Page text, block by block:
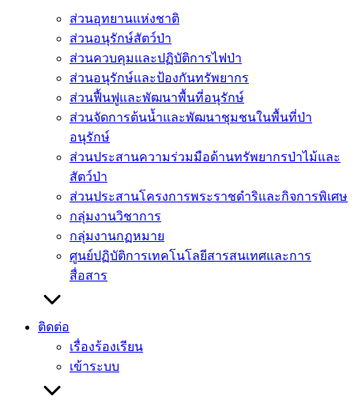
ส่วนอุทยานแห่งชาติ
ส่วนอนุรักษ์สัตว์ป่า
ส่วนควบคุมและปฏิบัติการไฟป่า
ส่วนอนุรักษ์และป้องกันทรัพยากร
ส่วนฟื้นฟูและพัฒนาพื้นที่อนุรักษ์
ส่วนจัดการต้นน้ำและพัฒนาชุมชนในพื้นที่ป่า
อนุรักษ์
ส่วนประสานความร่วมมือด้านทรัพยากรป่าไม้และ
สัตว์ป่า
ส่วนประสานโครงการพระราชดำริและกิจการพิเศษ
กลุ่มงานวิชาการ
กลุ่มงานกฏหมาย
ศูนย์ปฏิบัติการเทคโนโลยีสารสนเทศและการ
สื่อสาร
ติดต่อ
เรื่องร้องเรียน
เข้าระบบ